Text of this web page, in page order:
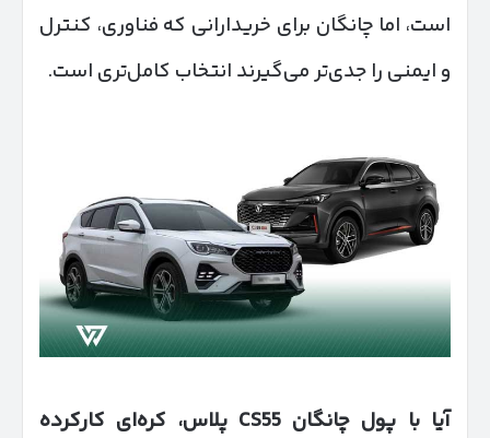
است، اما چانگان برای خریدارانی که فناوری، کنترل
و ایمنی را جدی‌تر می‌گیرند انتخاب کامل‌تری است.
آیا با پول چانگان CS55
پلاس، کره‌ای کارکرده